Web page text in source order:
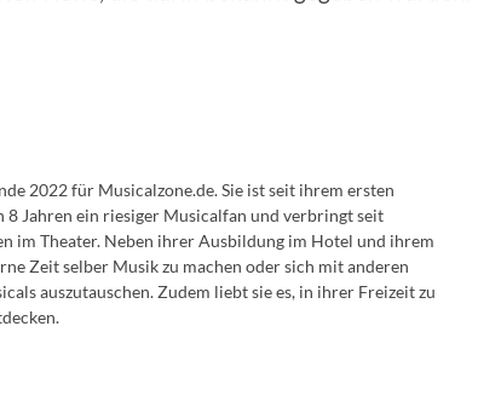
2022 für Musicalzone.de. Sie ist seit ihrem ersten
8 Jahren ein riesiger Musicalfan und verbringt seit
im Theater. Neben ihrer Ausbildung im Hotel und ihrem
Zeit selber Musik zu machen oder sich mit anderen
auszutauschen. Zudem liebt sie es, in ihrer Freizeit zu